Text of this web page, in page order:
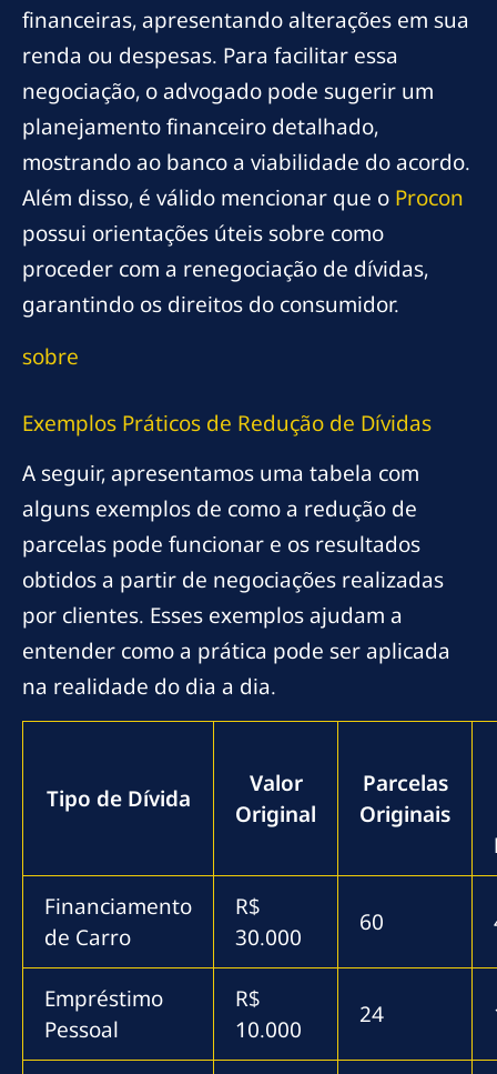
financeiras, apresentando alterações em sua
renda ou despesas. Para facilitar essa
negociação, o advogado pode sugerir um
planejamento financeiro detalhado,
mostrando ao banco a viabilidade do acordo.
Além disso, é válido mencionar que o Procon
possui orientações úteis sobre como
proceder com a renegociação de dívidas,
garantindo os direitos do consumidor.
sobre
Exemplos Práticos de Redução de Dívidas
A seguir, apresentamos uma tabela com
alguns exemplos de como a redução de
parcelas pode funcionar e os resultados
obtidos a partir de negociações realizadas
por clientes. Esses exemplos ajudam a
entender como a prática pode ser aplicada
na realidade do dia a dia.
Tipo de Dívida
Valor
Original
Parcelas
Originais
Financiamento
de Carro
R$
30.000
60
Empréstimo
Pessoal
R$
10.000
24